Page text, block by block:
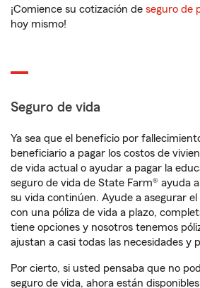
¡Comience su cotización de seguro de
hoy mismo!
Seguro de vida
Ya sea que el beneficio por
beneficiario a pagar los costos de
de vida actual o ayudar a pagar la
seguro de vida de State Farm® ayuda
su vida continúen. Ayude a asegurar
con una póliza de vida a plazo,
tiene opciones y nosotros tenemos
ajustan a casi todas las necesidades y
Por cierto, si usted pensaba que no
seguro de vida, ahora están